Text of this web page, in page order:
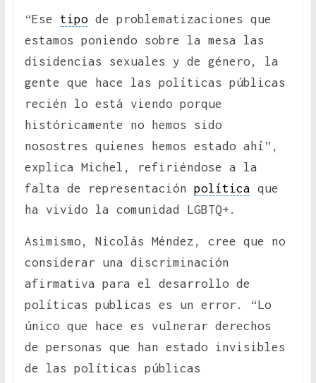
“Ese tipode problematizaciones que
estamos poniendo sobre la mesa las
disidencias sexuales y de género, la
gente que hace las políticas públicas
recién lo está viendo porque
históricamente no hemos sido
nosostres quienes hemos estado ahí”,
explica Michel, refiriéndose a la
falta de representación política que
ha vivido la comunidad LGBTQ+.
Asimismo, Nicolás Méndez, cree que no
considerar una discriminación
afirmativa para el desarrollo de
políticas publicas es un error. “Lo
único que hace es vulnerar derechos
de personas que han estado invisibles
de las políticas públicas